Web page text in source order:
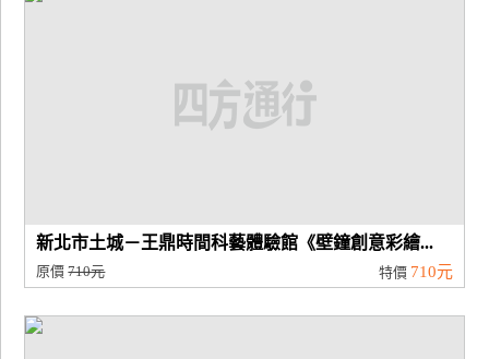
新北市土城－王鼎時間科藝體驗館《壁鐘創意彩繪...
原價710元 特價 710元